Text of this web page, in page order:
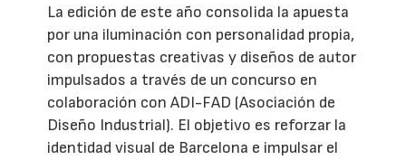
La edición de este año consolida la apuesta
por una iluminación con personalidad propia,
con propuestas creativas y diseños de autor
impulsados a través de un concurso en
colaboración con ADI-FAD (Asociación de
Diseño Industrial). El objetivo es reforzar la
identidad visual de Barcelona e impulsar el